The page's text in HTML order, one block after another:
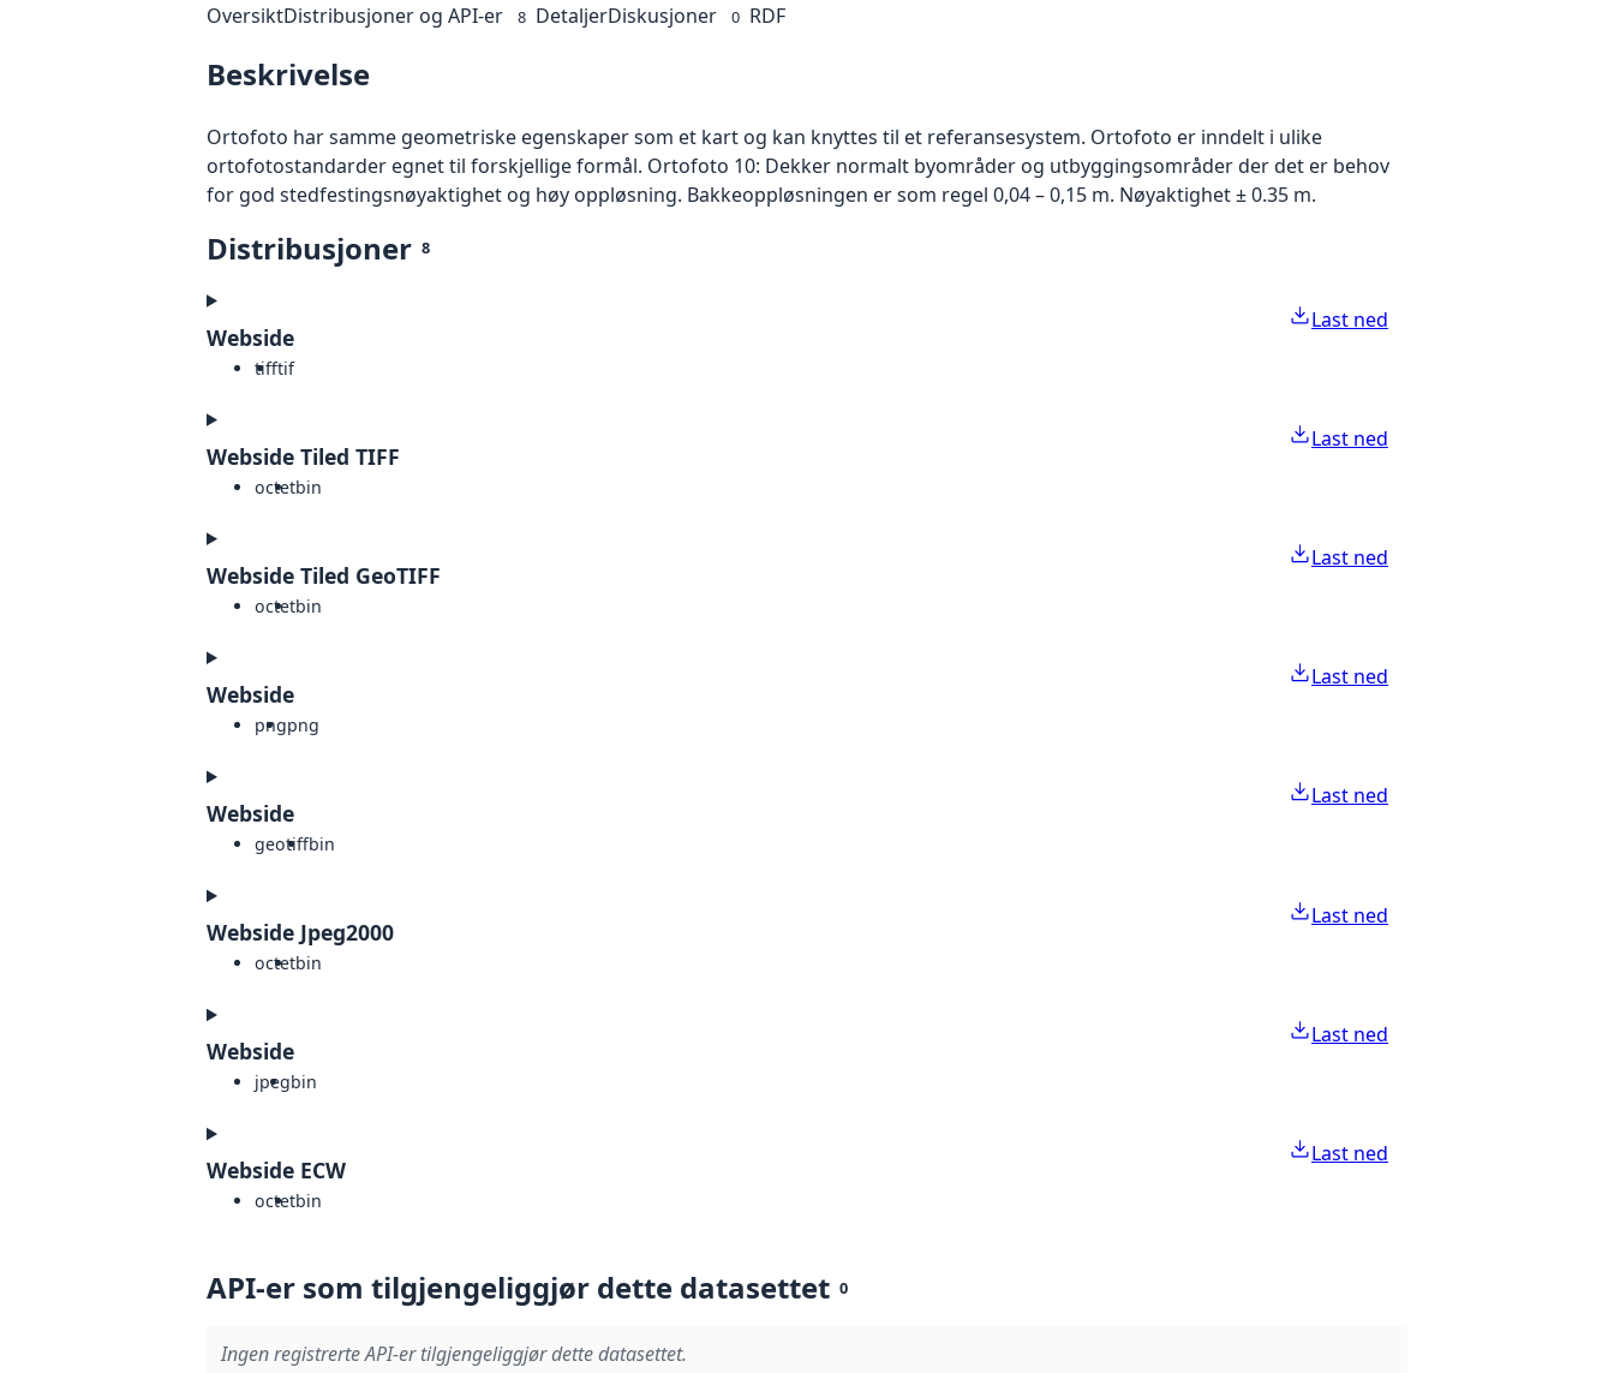
OversiktDistribusjoner og API-er 8 DetaljerDiskusjoner 0 RDF
Beskrivelse
Ortofoto har samme geometriske egenskaper som et kart og kan knyttes til et referansesystem. Ortofoto er inndelt i ulike
ortofotostandarder egnet til forskjellige formål. Ortofoto 10: Dekker normalt byområder og utbyggingsområder der det er behov
for god stedfestingsnøyaktighet og høy oppløsning. Bakkeoppløsningen er som regel 0,04 – 0,15 m. Nøyaktighet ± 0.35 m.
Distribusjoner 8
Webside
tifftif
Last ned
Webside Tiled TIFF
octetbin
Last ned
Webside Tiled GeoTIFF
octetbin
Last ned
Webside
pngpng
Last ned
Webside
geotiffbin
Last ned
Webside Jpeg2000
octetbin
Last ned
Webside
jpegbin
Last ned
Webside ECW
octetbin
Last ned
API-er som tilgjengeliggjør dette datasettet 0
Ingen registrerte API-er tilgjengeliggjør dette datasettet.